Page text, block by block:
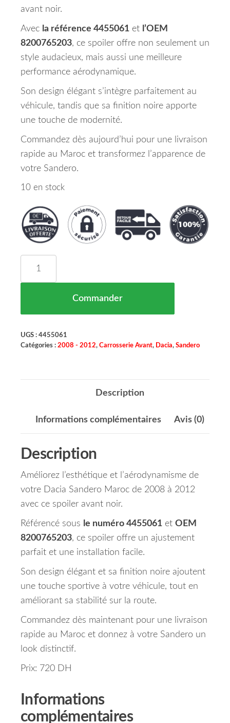
avant noir.
Avec la référence 4455061 et l’OEM
8200765203, ce spoiler offre non seulement un
style audacieux, mais aussi une meilleure
performance aérodynamique.
Son design élégant s’intègre parfaitement au
véhicule, tandis que sa finition noire apporte
une touche de modernité.
Commandez dès aujourd’hui pour une livraison
rapide au Maroc et transformez l’apparence de
votre Sandero.
10 en stock
Commander
UGS : 4455061
Catégories : 2008 - 2012, Carrosserie Avant, Dacia, Sandero
Description
Informations complémentaires Avis (0)
Description
Améliorez l’esthétique et l’aérodynamisme de
votre Dacia Sandero Maroc de 2008 à 2012
avec ce spoiler avant noir.
Référencé sous le numéro 4455061 et OEM
8200765203, ce spoiler offre un ajustement
parfait et une installation facile.
Son design élégant et sa finition noire ajoutent
une touche sportive à votre véhicule, tout en
améliorant sa stabilité sur la route.
Commandez dès maintenant pour une livraison
rapide au Maroc et donnez à votre Sandero un
look distinctif.
Prix: 720 DH
Informations
complémentaires